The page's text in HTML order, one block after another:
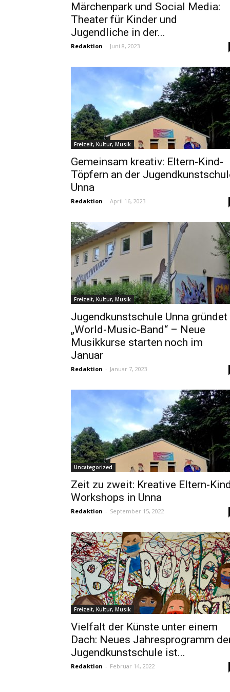
Märchenpark und Social Media:
Theater für Kinder und
Jugendliche in der...
Redaktion - Juni 8, 2023
Freizeit, Kultur, Musik
Gemeinsam kreativ: Eltern-Kind-
Töpfern an der
Unna
Redaktion - April 16, 2023
Freizeit, Kultur, Musik
Jugendkunstschule Unna gründet
„World-Music-Band“ – Neue
Musikkurse starten noch im
Januar
Redaktion - Januar 7, 2023
Uncategorized
Zeit zu zweit: Kreative Eltern-
Workshops in Unna
Redaktion - September 15, 2022
Freizeit, Kultur, Musik
Vielfalt der Künste unter einem
Dach: Neues Jahresprogramm
Jugendkunstschule ist...
Redaktion - Februar 14, 2022